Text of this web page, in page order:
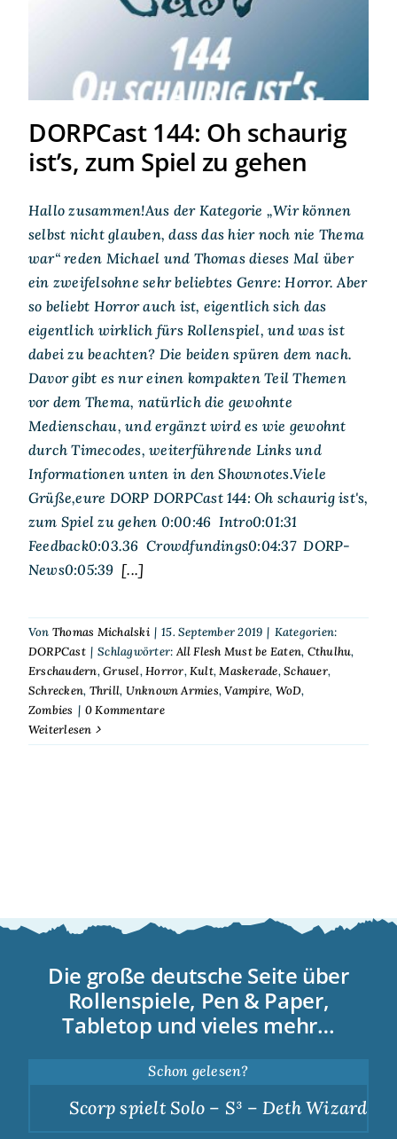
ist’s, zum Spiel zu gehen
DORPCast 144: Oh schaurig
ist’s, zum Spiel zu gehen
Hallo zusammen!Aus der Kategorie „Wir können
selbst nicht glauben, dass das hier noch nie Thema
war“ reden Michael und Thomas dieses Mal über
ein zweifelsohne sehr beliebtes Genre: Horror. Aber
so beliebt Horror auch ist, eigentlich sich das
eigentlich wirklich fürs Rollenspiel, und was ist
dabei zu beachten? Die beiden spüren dem nach.
Davor gibt es nur einen kompakten Teil Themen
vor dem Thema, natürlich die gewohnte
Medienschau, und ergänzt wird es wie gewohnt
durch Timecodes, weiterführende Links und
Informationen unten in den Shownotes.Viele
Grüße,eure DORP DORPCast 144: Oh schaurig ist's,
zum Spiel zu gehen 0:00:46 Intro0:01:31
Feedback0:03.36 Crowdfundings0:04:37 DORP-
News0:05:39 [...]
Von Thomas Michalski | 15. September 2019 | Kategorien:
DORPCast | Schlagwörter:All Flesh Must be Eaten, Cthulhu,
Erschaudern,Grusel,Horror,Kult,Maskerade,Schauer,
Schrecken, Thrill, Unknown Armies,Vampire, WoD,
Zombies | 0 Kommentare
Weiterlesen
Die große deutsche Seite über
Rollenspiele, Pen & Paper,
Tabletop und vieles mehr…
Schon gelesen?
Scorp spielt Solo – S³ – Deth Wizards –